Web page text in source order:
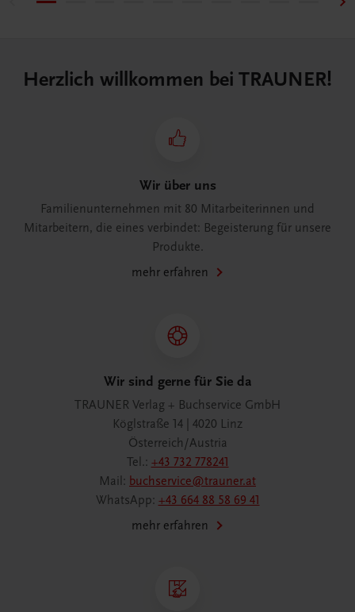
Herzlich willkommen bei TRAUNER!
Wir über uns
Familienunternehmen mit 80 Mitarbeiterinnen und
Mitarbeitern, die eines verbindet: Begeisterung für unsere
Produkte.
mehr erfahren
Wir sind gerne für Sie da
TRAUNER Verlag + Buchservice GmbH
Köglstraße 14 | 4020 Linz
Österreich/Austria
Tel.: +43 732 778241
Mail: buchservice@trauner.at
WhatsApp: +43 664 88 58 69 41
mehr erfahren